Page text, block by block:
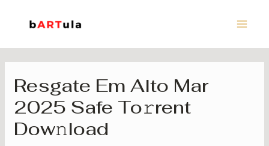
Resgate Em Alto Mar
2025 Safe To𝚛rent
Dow𝚗load